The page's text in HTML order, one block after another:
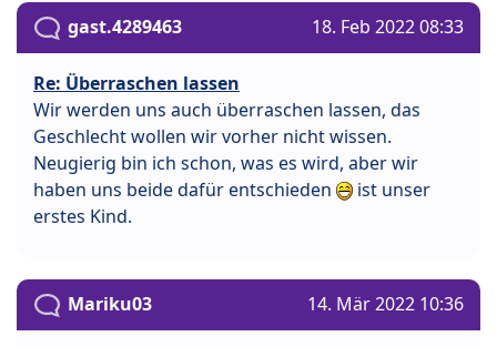
gast.4289463 18. Feb 2022 08:33
Re: Überraschen lassen
Wir werden uns auch überraschen lassen, das
Geschlecht wollen wir vorher nicht wissen.
Neugierig bin ich schon, was es wird, aber wir
haben uns beide dafür entschieden
ist unser
erstes Kind.
Mariku03 14. Mär 2022 10:36